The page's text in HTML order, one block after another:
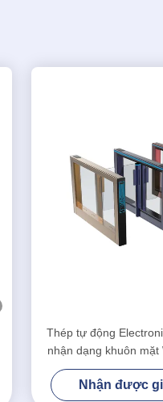
Thép tự động
nhận dạng khuôn mặt
Barrier
Nhận được